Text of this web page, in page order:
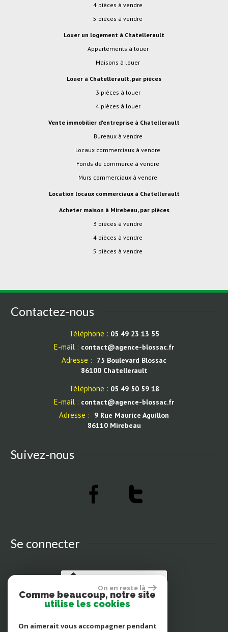
4 pièces à vendre
5 pièces à vendre
Louer un logement à Chatellerault
Appartements à louer
Maisons à louer
Louer à Chatellerault, par pièces
3 pièces à louer
4 pièces à louer
Vente immobilier d'entreprise à Chatellerault
Bureaux à vendre
Locaux commerciaux à vendre
Fonds de commerce à vendre
Murs commerciaux à vendre
Location locaux commerciaux à Chatellerault
Acheter maison à Mirebeau, par pièces
3 pièces à vendre
4 pièces à vendre
5 pièces à vendre
Contactez-nous
Téléphone : 05 49 23 13 55
E-mail : contact@agence-blossac.fr
Adresse :
75 Boulevard Blossac
86100 Chatellerault
Téléphone : 05 49 50 59 18
E-mail : contact@agence-blossac.fr
Adresse :
9 Rue Maurice Aguillon
86110 Mirebeau
Suivez-nous
Se connecter
On en reste là
Comme beaucoup, notre site
utilise les cookies
On aimerait vous accompagner pendant